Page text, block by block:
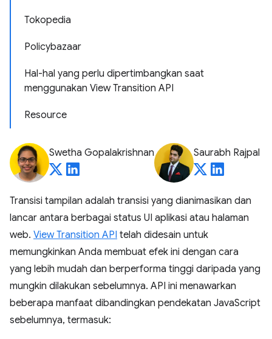
Tokopedia
Policybazaar
Hal-hal yang perlu dipertimbangkan saat
menggunakan View Transition API
Resource
Swetha Gopalakrishnan Saurabh Rajpal
Transisi tampilan adalah transisi yang dianimasikan dan
lancar antara berbagai status UI aplikasi atau halaman
web. View Transition API telah didesain untuk
memungkinkan Anda membuat efek ini dengan cara
yang lebih mudah dan berperforma tinggi daripada yang
mungkin dilakukan sebelumnya. API ini menawarkan
beberapa manfaat dibandingkan pendekatan JavaScript
sebelumnya, termasuk: